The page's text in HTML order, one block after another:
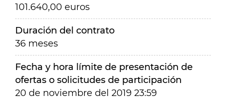
101.640,00 euros
Duración del contrato
36 meses
Fecha y hora límite de presentación de
ofertas o solicitudes de participación
20 de noviembre del 2019 23:59